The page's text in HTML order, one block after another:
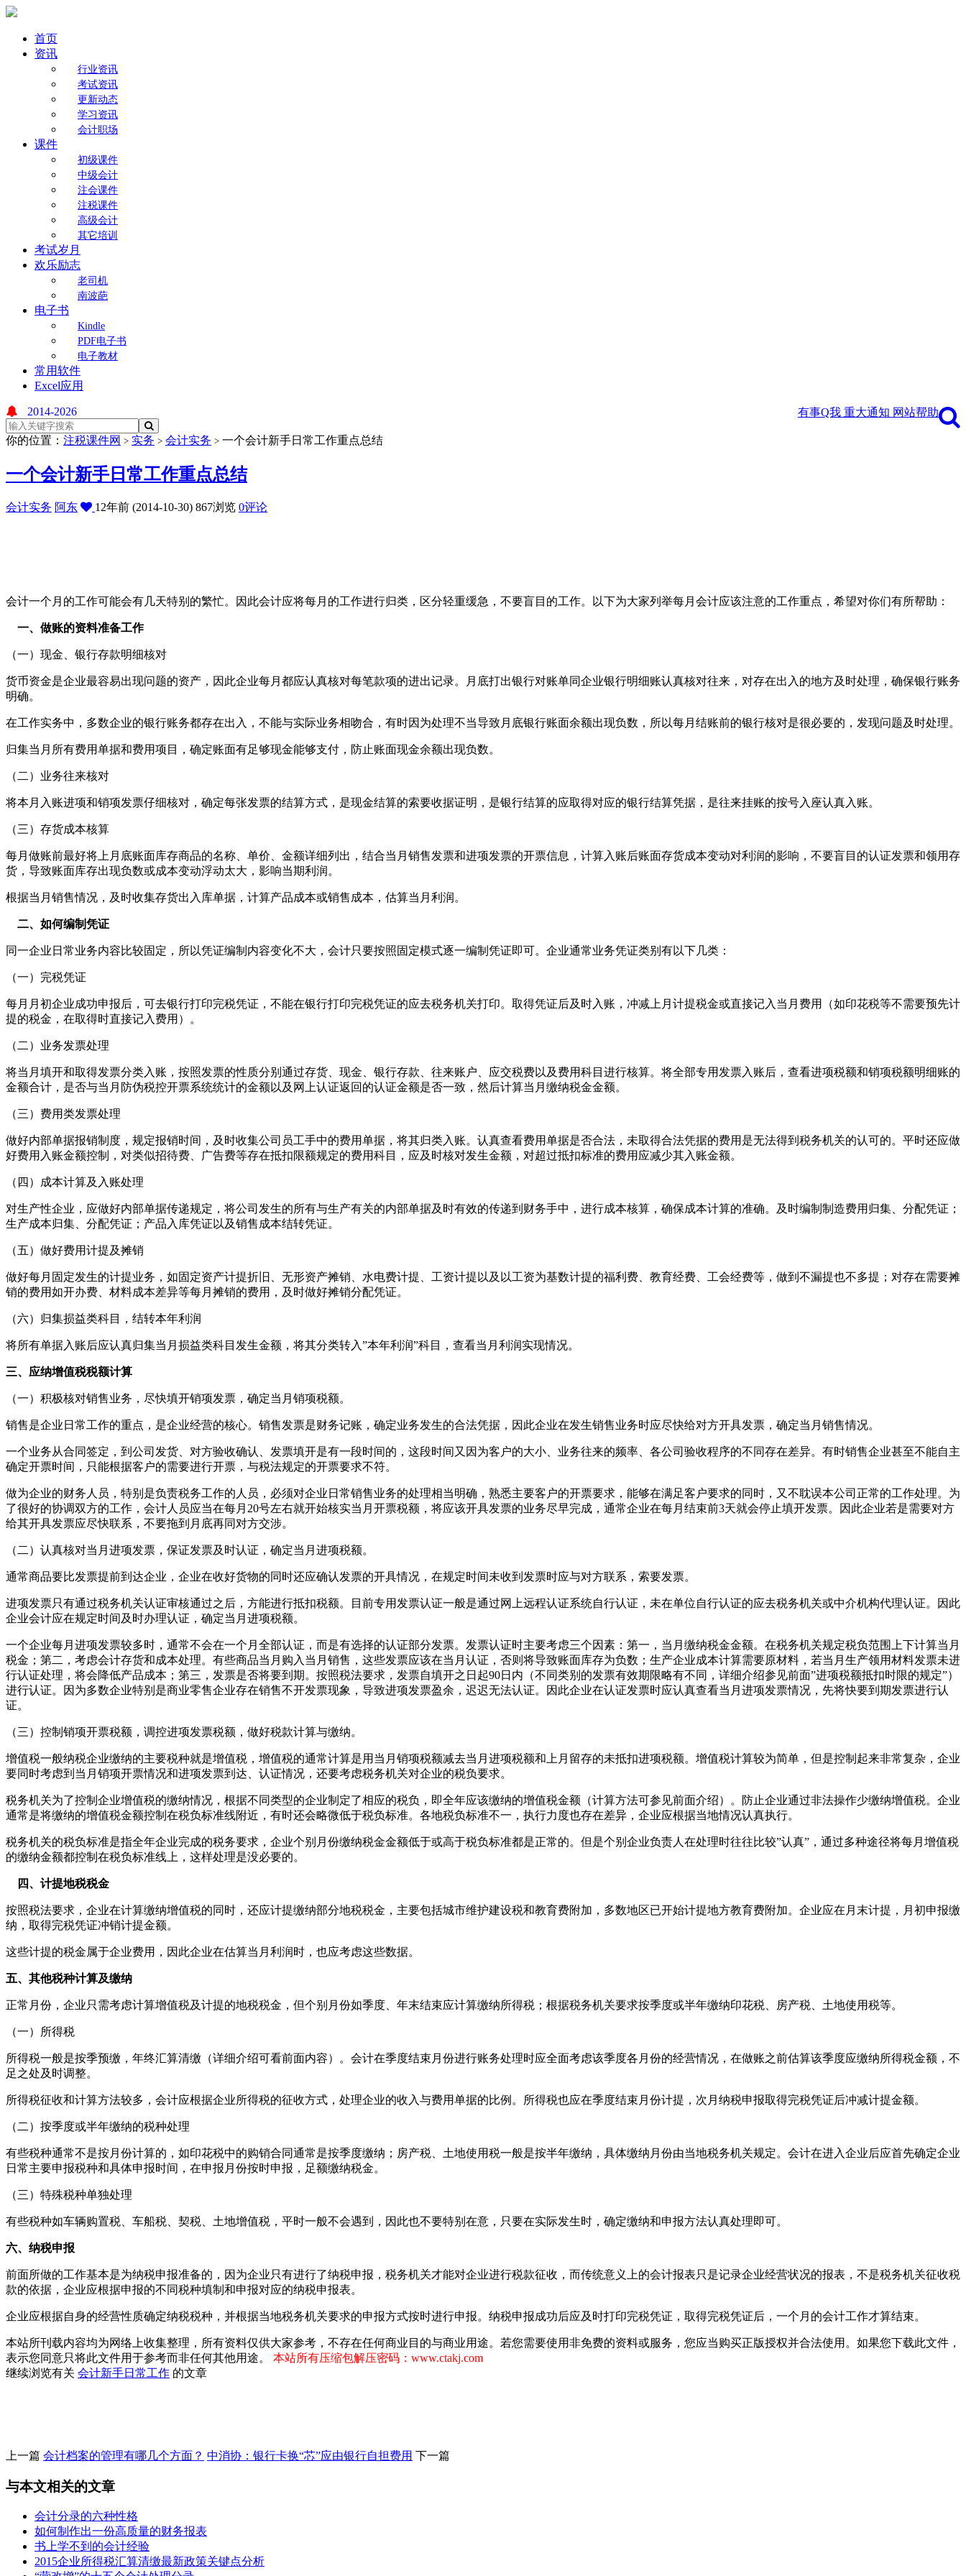
首页
资讯
行业资讯
考试资讯
更新动态
学习资讯
会计职场
课件
初级课件
中级会计
注会课件
注税课件
高级会计
其它培训
考试岁月
欢乐励志
老司机
南波葩
电子书
Kindle
PDF电子书
电子教材
常用软件
Excel应用
有事Q我 重大通知 网站帮助
2014-2026
你的位置： 注税课件网 > 实务 > 会计实务 > 一个会计新手日常工作重点总结
一个会计新手日常工作重点总结
会计实务 阿东 12年前 (2014-10-30) 867浏览 0评论
会计一个月的工作可能会有几天特别的繁忙。因此会计应将每月的工作进行归类，区分轻重缓急，不要盲目的工作。以下为大家列举每月会计应该注意的工作重点，希望对你们有所帮助：
一、做账的资料准备工作
（一）现金、银行存款明细核对
货币资金是企业最容易出现问题的资产，因此企业每月都应认真核对每笔款项的进出记录。月底打出银行对账单同企业银行明细账认真核对往来，对存在出入的地方及时处理，确保银行账务
明确。
在工作实务中，多数企业的银行账务都存在出入，不能与实际业务相吻合，有时因为处理不当导致月底银行账面余额出现负数，所以每月结账前的银行核对是很必要的，发现问题及时处理。
归集当月所有费用单据和费用项目，确定账面有足够现金能够支付，防止账面现金余额出现负数。
（二）业务往来核对
将本月入账进项和销项发票仔细核对，确定每张发票的结算方式，是现金结算的索要收据证明，是银行结算的应取得对应的银行结算凭据，是往来挂账的按号入座认真入账。
（三）存货成本核算
每月做账前最好将上月底账面库存商品的名称、单价、金额详细列出，结合当月销售发票和进项发票的开票信息，计算入账后账面存货成本变动对利润的影响，不要盲目的认证发票和领用存
货，导致账面库存出现负数或成本变动浮动太大，影响当期利润。
根据当月销售情况，及时收集存货出入库单据，计算产品成本或销售成本，估算当月利润。
二、如何编制凭证
同一企业日常业务内容比较固定，所以凭证编制内容变化不大，会计只要按照固定模式逐一编制凭证即可。企业通常业务凭证类别有以下几类：
（一）完税凭证
每月月初企业成功申报后，可去银行打印完税凭证，不能在银行打印完税凭证的应去税务机关打印。取得凭证后及时入账，冲减上月计提税金或直接记入当月费用（如印花税等不需要预先计
提的税金，在取得时直接记入费用）。
（二）业务发票处理
将当月填开和取得发票分类入账，按照发票的性质分别通过存货、现金、银行存款、往来账户、应交税费以及费用科目进行核算。将全部专用发票入账后，查看进项税额和销项税额明细账的
金额合计，是否与当月防伪税控开票系统统计的金额以及网上认证返回的认证金额是否一致，然后计算当月缴纳税金金额。
（三）费用类发票处理
做好内部单据报销制度，规定报销时间，及时收集公司员工手中的费用单据，将其归类入账。认真查看费用单据是否合法，未取得合法凭据的费用是无法得到税务机关的认可的。平时还应做
好费用入账金额控制，对类似招待费、广告费等存在抵扣限额规定的费用科目，应及时核对发生金额，对超过抵扣标准的费用应减少其入账金额。
（四）成本计算及入账处理
对生产性企业，应做好内部单据传递规定，将公司发生的所有与生产有关的内部单据及时有效的传递到财务手中，进行成本核算，确保成本计算的准确。及时编制制造费用归集、分配凭证；
生产成本归集、分配凭证；产品入库凭证以及销售成本结转凭证。
（五）做好费用计提及摊销
做好每月固定发生的计提业务，如固定资产计提折旧、无形资产摊销、水电费计提、工资计提以及以工资为基数计提的福利费、教育经费、工会经费等，做到不漏提也不多提；对存在需要摊
销的费用如开办费、材料成本差异等每月摊销的费用，及时做好摊销分配凭证。
（六）归集损益类科目，结转本年利润
将所有单据入账后应认真归集当月损益类科目发生金额，将其分类转入”本年利润”科目，查看当月利润实现情况。
三、应纳增值税税额计算
（一）积极核对销售业务，尽快填开销项发票，确定当月销项税额。
销售是企业日常工作的重点，是企业经营的核心。销售发票是财务记账，确定业务发生的合法凭据，因此企业在发生销售业务时应尽快给对方开具发票，确定当月销售情况。
一个业务从合同签定，到公司发货、对方验收确认、发票填开是有一段时间的，这段时间又因为客户的大小、业务往来的频率、各公司验收程序的不同存在差异。有时销售企业甚至不能自主
确定开票时间，只能根据客户的需要进行开票，与税法规定的开票要求不符。
做为企业的财务人员，特别是负责税务工作的人员，必须对企业日常销售业务的处理相当明确，熟悉主要客户的开票要求，能够在满足客户要求的同时，又不耽误本公司正常的工作处理。为
了很好的协调双方的工作，会计人员应当在每月20号左右就开始核实当月开票税额，将应该开具发票的业务尽早完成，通常企业在每月结束前3天就会停止填开发票。因此企业若是需要对方
给其开具发票应尽快联系，不要拖到月底再同对方交涉。
（二）认真核对当月进项发票，保证发票及时认证，确定当月进项税额。
通常商品要比发票提前到达企业，企业在收好货物的同时还应确认发票的开具情况，在规定时间未收到发票时应与对方联系，索要发票。
进项发票只有通过税务机关认证审核通过之后，方能进行抵扣税额。目前专用发票认证一般是通过网上远程认证系统自行认证，未在单位自行认证的应去税务机关或中介机构代理认证。因此
企业会计应在规定时间及时办理认证，确定当月进项税额。
一个企业每月进项发票较多时，通常不会在一个月全部认证，而是有选择的认证部分发票。发票认证时主要考虑三个因素：第一，当月缴纳税金金额。在税务机关规定税负范围上下计算当月
税金；第二，考虑会计存货和成本处理。有些商品当月购入当月销售，这些发票应该在当月认证，否则将导致账面库存为负数；生产企业成本计算需要原材料，若当月生产领用材料发票未进
行认证处理，将会降低产品成本；第三，发票是否将要到期。按照税法要求，发票自填开之日起90日内（不同类别的发票有效期限略有不同，详细介绍参见前面”进项税额抵扣时限的规定”）
进行认证。因为多数企业特别是商业零售企业存在销售不开发票现象，导致进项发票盈余，迟迟无法认证。因此企业在认证发票时应认真查看当月进项发票情况，先将快要到期发票进行认
证。
（三）控制销项开票税额，调控进项发票税额，做好税款计算与缴纳。
增值税一般纳税企业缴纳的主要税种就是增值税，增值税的通常计算是用当月销项税额减去当月进项税额和上月留存的未抵扣进项税额。增值税计算较为简单，但是控制起来非常复杂，企业
要同时考虑到当月销项开票情况和进项发票到达、认证情况，还要考虑税务机关对企业的税负要求。
税务机关为了控制企业增值税的缴纳情况，根据不同类型的企业制定了相应的税负，即全年应该缴纳的增值税金额（计算方法可参见前面介绍）。防止企业通过非法操作少缴纳增值税。企业
通常是将缴纳的增值税金额控制在税负标准线附近，有时还会略微低于税负标准。各地税负标准不一，执行力度也存在差异，企业应根据当地情况认真执行。
税务机关的税负标准是指全年企业完成的税务要求，企业个别月份缴纳税金金额低于或高于税负标准都是正常的。但是个别企业负责人在处理时往往比较”认真”，通过多种途径将每月增值税
的缴纳金额都控制在税负标准线上，这样处理是没必要的。
四、计提地税税金
按照税法要求，企业在计算缴纳增值税的同时，还应计提缴纳部分地税税金，主要包括城市维护建设税和教育费附加，多数地区已开始计提地方教育费附加。企业应在月末计提，月初申报缴
纳，取得完税凭证冲销计提金额。
这些计提的税金属于企业费用，因此企业在估算当月利润时，也应考虑这些数据。
五、其他税种计算及缴纳
正常月份，企业只需考虑计算增值税及计提的地税税金，但个别月份如季度、年末结束应计算缴纳所得税；根据税务机关要求按季度或半年缴纳印花税、房产税、土地使用税等。
（一）所得税
所得税一般是按季预缴，年终汇算清缴（详细介绍可看前面内容）。会计在季度结束月份进行账务处理时应全面考虑该季度各月份的经营情况，在做账之前估算该季度应缴纳所得税金额，不
足之处及时调整。
所得税征收和计算方法较多，会计应根据企业所得税的征收方式，处理企业的收入与费用单据的比例。所得税也应在季度结束月份计提，次月纳税申报取得完税凭证后冲减计提金额。
（二）按季度或半年缴纳的税种处理
有些税种通常不是按月份计算的，如印花税中的购销合同通常是按季度缴纳；房产税、土地使用税一般是按半年缴纳，具体缴纳月份由当地税务机关规定。会计在进入企业后应首先确定企业
日常主要申报税种和具体申报时间，在申报月份按时申报，足额缴纳税金。
（三）特殊税种单独处理
有些税种如车辆购置税、车船税、契税、土地增值税，平时一般不会遇到，因此也不要特别在意，只要在实际发生时，确定缴纳和申报方法认真处理即可。
六、纳税申报
前面所做的工作基本是为纳税申报准备的，因为企业只有进行了纳税申报，税务机关才能对企业进行税款征收，而传统意义上的会计报表只是记录企业经营状况的报表，不是税务机关征收税
款的依据，企业应根据申报的不同税种填制和申报对应的纳税申报表。
企业应根据自身的经营性质确定纳税税种，并根据当地税务机关要求的申报方式按时进行申报。纳税申报成功后应及时打印完税凭证，取得完税凭证后，一个月的会计工作才算结束。
本站所刊载内容均为网络上收集整理，所有资料仅供大家参考，不存在任何商业目的与商业用途。若您需要使用非免费的资料或服务，您应当购买正版授权并合法使用。如果您下载此文件，
表示您同意只将此文件用于参考而非任何其他用途。 本站所有压缩包解压密码：www.ctakj.com
继续浏览有关 会计新手日常工作 的文章
上一篇 会计档案的管理有哪几个方面？ 中消协：银行卡换“芯”应由银行自担费用 下一篇
与本文相关的文章
会计分录的六种性格
如何制作出一份高质量的财务报表
书上学不到的会计经验
2015企业所得税汇算清缴最新政策关键点分析